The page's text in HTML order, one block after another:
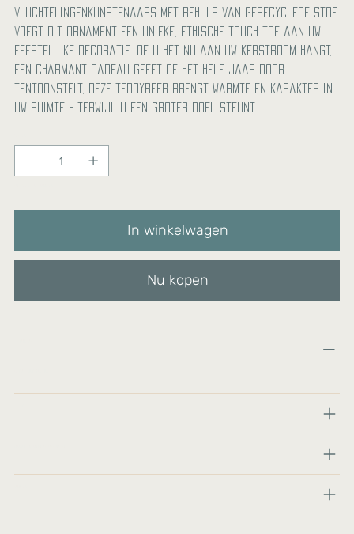
vluchtelingenkunstenaars met behulp van gerecyclede stof,
voegt dit ornament een unieke, ethische touch toe aan uw
feestelijke decoratie. Of u het nu aan uw kerstboom hangt,
een charmant cadeau geeft of het hele jaar door
tentoonstelt, deze teddybeer brengt warmte en karakter in
uw ruimte - terwijl u een groter doel steunt.
In winkelwagen
Nu kopen